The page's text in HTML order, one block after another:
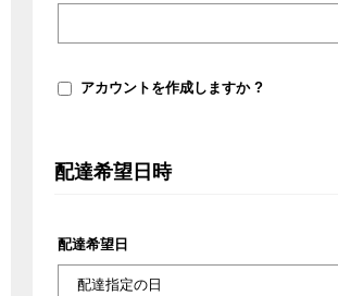
ど (オ
シ
アカウントを作成しますか ?
配達希望日時
配達希望日